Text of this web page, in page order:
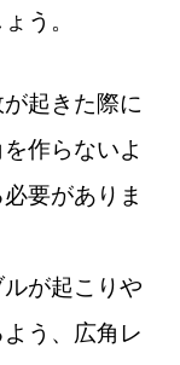
う。
起きた際に
作らないよ
要がありま
が起こりや
う、広角レ